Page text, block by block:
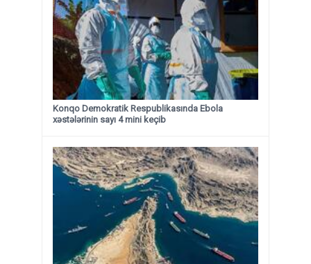
Konqo Demokratik Respublikasında Ebola
xəstələrinin sayı 4 mini keçib